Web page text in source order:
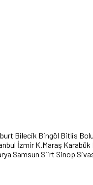
BilecikBingöl Bitlis Bolu
İzmir K.Maraş Karabük
Samsun Siirt Sinop